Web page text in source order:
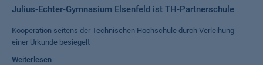
Julius-Echter-Gymnasium Elsenfeld ist TH-Partnerschule
Kooperation seitens der Technischen Hochschule durch Verleihung
einer Urkunde besiegelt
Weiterlesen